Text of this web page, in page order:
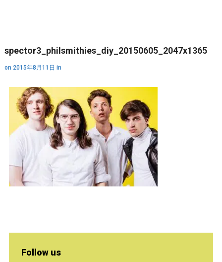
spector3_philsmithies_diy_20150605_2047x1365
on 2015年8月11日 in
Follow us